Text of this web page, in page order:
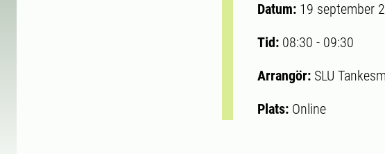
Datum: 19 september
Tid: 08:30 - 09:30
Arrangör: SLU
Plats: Online